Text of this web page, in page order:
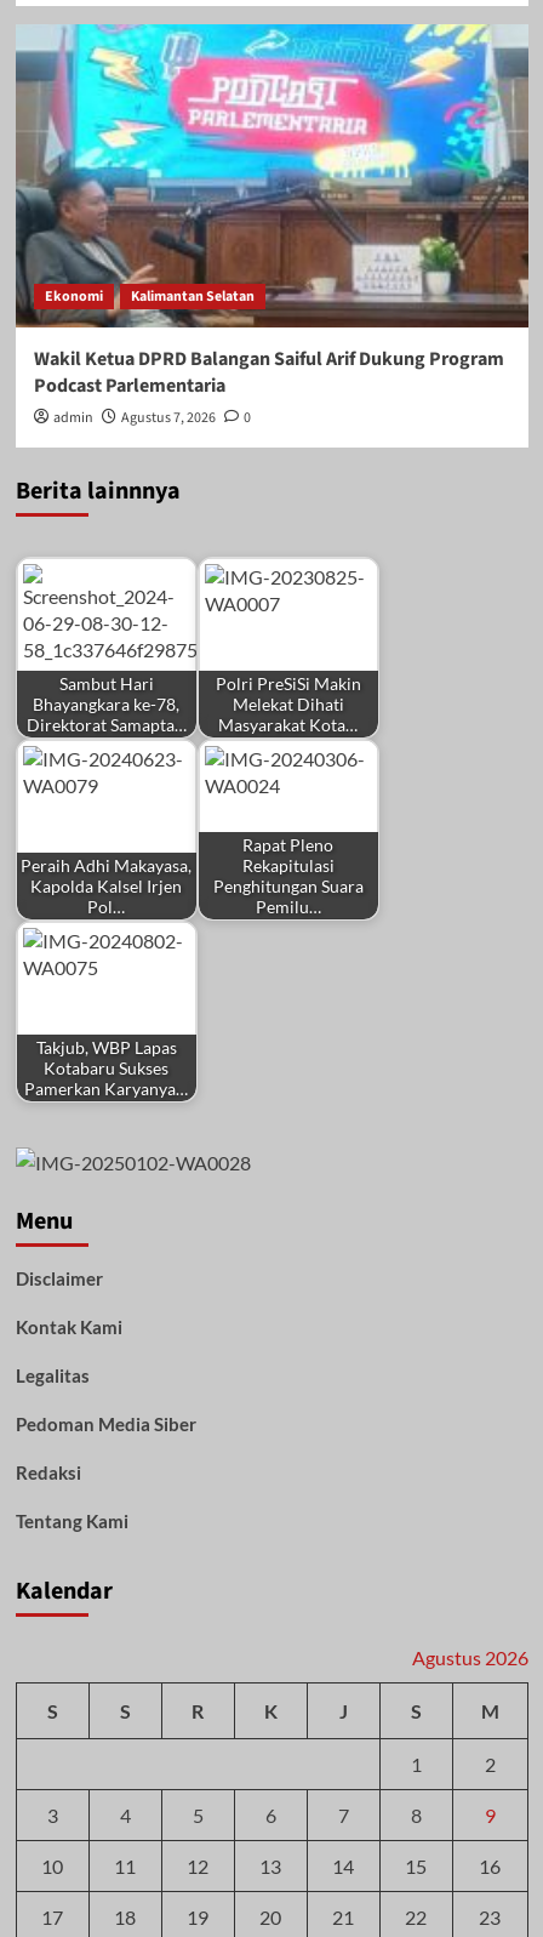
Ekonomi Kalimantan Selatan
Wakil Ketua DPRD Balangan Saiful Arif Dukung Program
Podcast Parlementaria
admin Agustus 7, 2026 0
Berita lainnnya
Sambut Hari
Bhayangkara ke-78,
Direktorat Samapta…
Polri PreSiSi Makin
Melekat Dihati
Masyarakat Kota…
Peraih Adhi Makayasa,
Kapolda Kalsel Irjen
Pol…
Rapat Pleno
Rekapitulasi
Penghitungan Suara
Pemilu…
Takjub, WBP Lapas
Kotabaru Sukses
Pamerkan Karyanya…
Menu
Disclaimer
Kontak Kami
Legalitas
Pedoman Media Siber
Redaksi
Tentang Kami
Kalendar
Agustus 2026
S S R K J S M
1 2
3 4 5 6 7 8 9
10 11 12 13 14 15 16
17 18 19 20 21 22 23